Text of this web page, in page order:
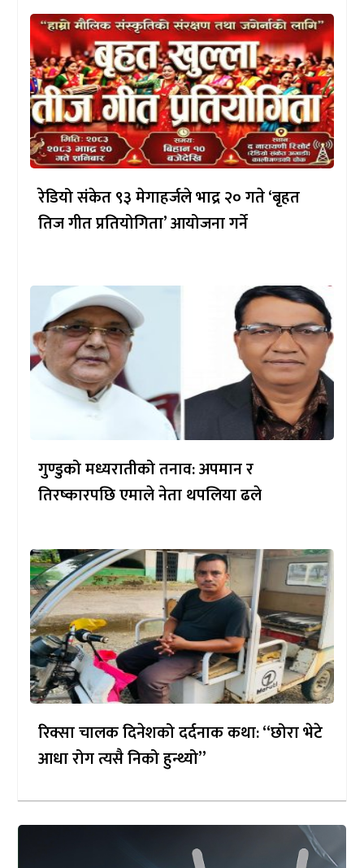
रेडियो संकेत ९३ मेगाहर्जले भाद्र २० गते ‘बृहत
तिज गीत प्रतियोगिता’ आयोजना गर्ने
गुण्डुको मध्यरातीको तनाव: अपमान र
तिरष्कारपछि एमाले नेता थपलिया ढले
रिक्सा चालक दिनेशको दर्दनाक कथा: “छोरा भेटे
आधा रोग त्यसै निको हुन्थ्यो”